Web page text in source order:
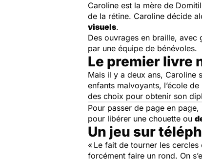
Caroline est la mère de
de la rétine. Caroline décide
visuels.
Des ouvrages en braille,
par une équipe de bénévoles.
Le premier livre
Mais il y a deux ans, Caroline
enfants malvoyants, l’école
des choix pour obtenir son
Pour passer de page en
pour libérer une chouette ou
Un jeu sur
« Le fait de tourner les
forcément faire un rond. On